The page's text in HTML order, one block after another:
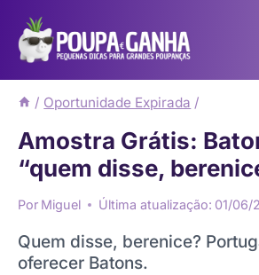
para
Conteúdo
/ Oportunidade Expirada /
Amostra Grátis:
“quem disse,
Por Miguel Última atualização: 01/06/
Quem disse, berenice?
oferecer Batons.